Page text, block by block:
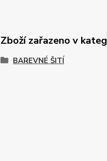
Zboží zařazeno v
BAREVNÉ ŠITÍ